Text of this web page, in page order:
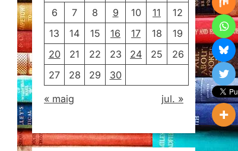
6
7 8 9 10 11
12
13
14 15 16 17 18
19
20
21 22 23 24 25
26
27
28 29 30
« maig jul. »